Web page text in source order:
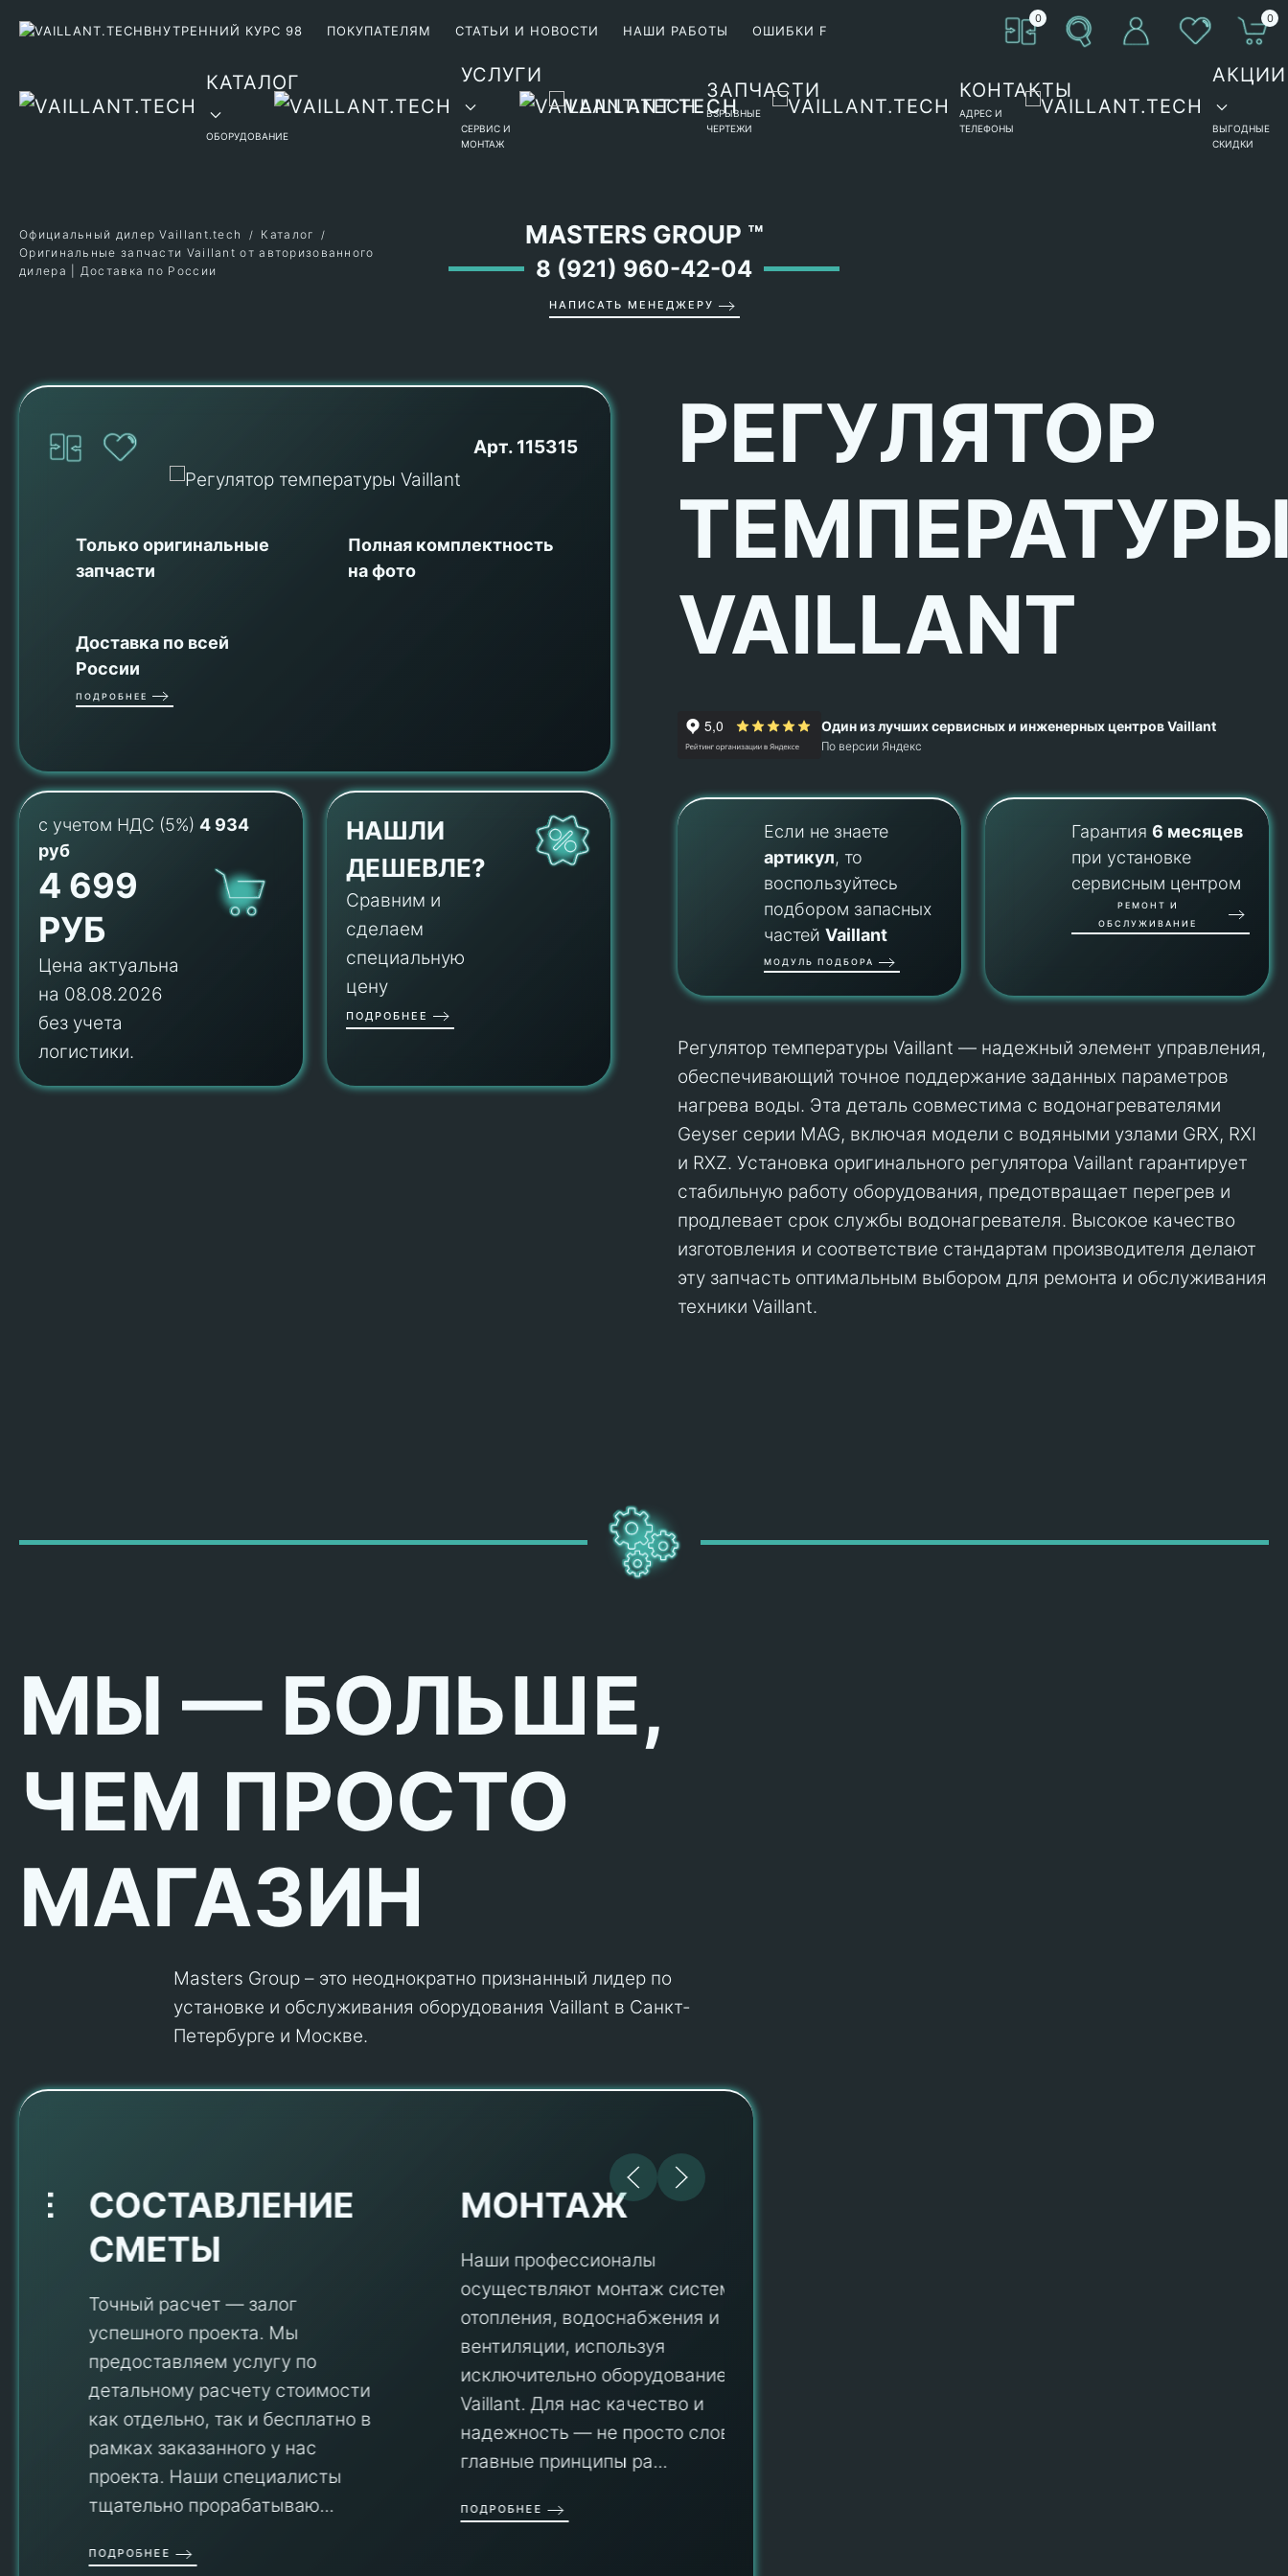
ВНУТРЕННИЙ КУРС 98 ПОКУПАТЕЛЯМ СТАТЬИ И НОВОСТИ НАШИ РАБОТЫ ОШИБКИ F
0 0
КАТАЛОГ
ОБОРУДОВАНИЕ
УСЛУГИ
СЕРВИС И
МОНТАЖ
ЗАПЧАСТИ
ВЗРЫВНЫЕ
ЧЕРТЕЖИ
КОНТАКТЫ
АДРЕС И
ТЕЛЕФОНЫ
АКЦИИ
ВЫГОДНЫЕ
СКИДКИ
MASTERS GROUP ™
8 (921) 960-42-04
НАПИСАТЬ МЕНЕДЖЕРУ
Официальный дилер Vaillant.tech
Каталог
Оригинальные запчасти Vaillant от авторизованного
дилера | Доставка по России
Арт. 115315
Только оригинальные
запчасти
Полная комплектность
на фото
Доставка по всей
России
ПОДРОБНЕЕ
с учетом НДС (5%) 4 934
руб
4 699
РУБ
Цена актуальна
на 08.08.2026
без учета
логистики.
НАШЛИ
ДЕШЕВЛЕ?
Сравним и
сделаем
специальную
цену
ПОДРОБНЕЕ
РЕГУЛЯТОР
VAILLANT
Один из лучших сервисных и инженерных центров Vaillant
По версии Яндекс
Если не знаете
артикул, то
воспользуйтесь
подбором запасных
частейVaillant
МОДУЛЬ ПОДБОРА
Гарантия6 месяцев
при установке
сервисным центром
РЕМОНТ И
ОБСЛУЖИВАНИЕ
Регулятор температуры Vaillant — надежный элемент управления,
обеспечивающий точное поддержание заданных параметров
нагрева воды. Эта деталь совместима с водонагревателями
Geyser серии MAG, включая модели с водяными узлами GRX, RXI
и RXZ. Установка оригинального регулятора Vaillant гарантирует
стабильную работу оборудования, предотвращает перегрев и
продлевает срок службы водонагревателя. Высокое качество
изготовления и соответствие стандартам производителя делают
эту запчасть оптимальным выбором для ремонта и обслуживания
техники Vaillant.
МЫ — БОЛЬШЕ,
ЧЕМ ПРОСТО
МАГАЗИН
Masters Group – это неоднократно признанный лидер по
установке и обслуживания оборудования Vaillant в Санкт-
Петербурге и Москве.
СОСТАВЛЕНИЕ
СМЕТЫ
Точный расчет — залог
успешного проекта. Мы
предоставляем услугу по
детальному расчету стоимости
как отдельно, так и бесплатно в
рамках заказанного у нас
проекта. Наши специалисты
тщательно прорабатываю...
ПОДРОБНЕЕ
МОНТАЖ
Наши профессионалы
осуществляют монтаж систем
отопления, водоснабжения и
вентиляции, используя
исключительно оборудование
Vaillant. Для нас качество и
надежность — не просто слова, а
главные принципы ра...
ПОДРОБНЕЕ